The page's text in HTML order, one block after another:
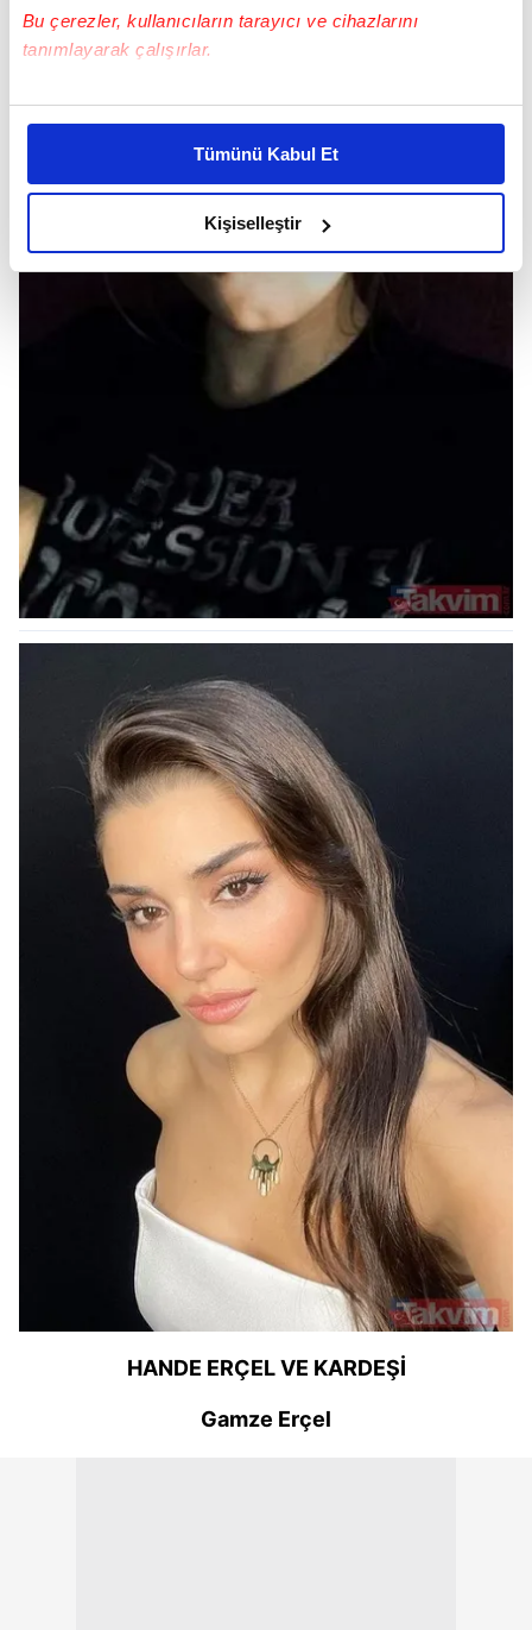
Bu çerezler, kullanıcıların tarayıcı ve cihazlarını
tanımlayarak çalışırlar.
Bu çerezlere izin vermeniz halinde sizlere özel
daha iyi reklam deneyimi yaşatabiliriz. Bunu yaparken
amacımızın size daha iyi bir reklam deneyimi sunmak
olduğunu ve sizlere en iyi içerikleri sunabilmek adına
elimizden gelen çabayı gösterdiğimizi ve bu noktada,
reklamların maliyetlerimizi karşılamak noktasında tek gelir
kalemimiz olduğunu sizlere hatırlatmak isteriz.
Her halükârda, kullanıcılar, bu çerezlere izin vermedikleri
takdirde, kullanıcılara hedefli reklamlar
Sizlere daha iyi bir hizmet sunabilmek için İnternet
Sitemizde kendimize ve üçüncü kişilere ait çerezler
kullanılmaktadır. Bu çerezler vasıtasıyla çeşitli kişisel
verileriniz işlenmekte olup gerekli olan çerezler bilgi
toplumu hizmetlerinin sunulması amacıyla
kullanılmaktadır. Diğer çerezler, sitemizin daha işlevsel
kılınması ve kişiselleştirilmesi ve sizlere yönelik
reklam/pazarlama faaliyetlerinin yapılması, amaçlarıyla
sınırlı olarak açık rızanız dahilinde kullanılacaktır.
Çerezlere ilişkin tercihlerinizi aşağıda yer alan panel
vasıtasıyla belirleyebilirsiniz. Çerezlere ilişkin detaylı bilgi
için Ayarlar butonuna tıklayabilir,Çerez Bilgilendirme
Metnimizi
ziyaret edebilirsiniz.
6698 sayılı Kişisel Verilerin Korunması Kanunu uyarınca
hazırlanmış Aydınlatma Metnimizi okumak ve sitemizde
ilgili mevzuata uygun olarak kullanılan çerezlerle ilgili bilgi
almak için lütfentıklayınız.
Tümünü Kabul Et
Kişiselleştir
HANDE ERÇEL VE KARDEŞİ
Gamze Erçel